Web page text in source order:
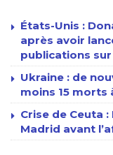
États-Unis :
après avoir
publications
Ukraine : de
moins 15 morts
Crise de Ceuta
Madrid avant